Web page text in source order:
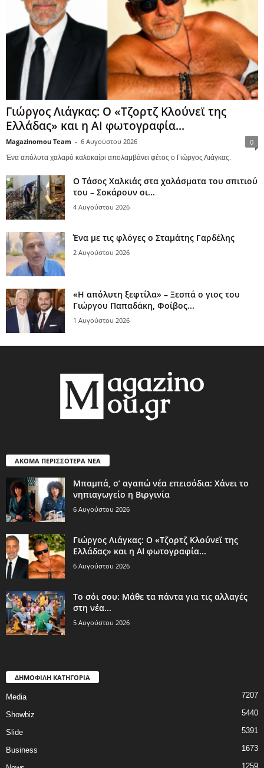
Γιώργος Λιάγκας: Ο «Τζορτζ Κλούνεϊ της
Ελλάδας» και η AI φωτογραφία...
Magazinomou Team - 6 Αυγούστου 2026 0
Ένα απόλυτα χαλαρό καλοκαίρι απολαμβάνει φέτος ο Γιώργος Λιάγκας.
Ο Τάσος Χαλκιάς στα χαλάσματα του σπιτιού
του – Σοκάρουν οι...
4 Αυγούστου 2026
Ένα με τις φλόγες ο Σταμάτης Γαρδέλης
2 Αυγούστου 2026
«Η απόλυτη ξεφτίλα» – Ξεσπά ο γιος του
Γιώργου Παπαδάκη, Φοίβος...
1 Αυγούστου 2026
ΑΚΟΜΑ ΠΕΡΙΣΣΟΤΕΡΑ ΝΕΑ
Μπαμπά, σ’ αγαπώ νέα επεισόδια: Χάνει το
νηπιαγωγείο η Βιργινία
6 Αυγούστου 2026
Γιώργος Λιάγκας: Ο «Τζορτζ Κλούνεϊ της
Ελλάδας» και η AI φωτογραφία...
6 Αυγούστου 2026
Το σόι σου: Μάθε τα πάντα για τις αλλαγές
στη νέα...
5 Αυγούστου 2026
ΔΗΜΟΦΙΛΗ ΚΑΤΗΓΟΡΙΑ
Media 7207
Showbiz 5440
Slide 5391
Business 1673
1259